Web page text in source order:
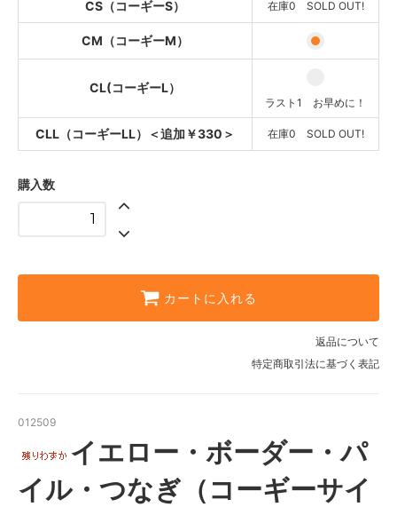
イエロー系
イエロー系
5,200円(税込5,720円)
SOLD OUT
CS（コーギーS） 在庫0 SOLD OUT!
CM（コーギーM）
CL(コーギーL）
ラスト1 お早めに！
CLL（コーギーLL）＜追加￥330＞ 在庫0 SOLD OUT!
購入数
カートに入れる
返品について
特定商取引法に基づく表記
012509
イエロー・ボーダー・パ
イル・つなぎ（コーギーサイ